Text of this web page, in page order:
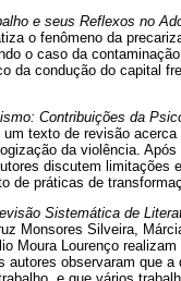
e seus Reflexos no
o fenômeno da
o caso da
da condução do capital
Contribuições da
texto de revisão
da violência.
discutem limitações
de práticas de
Sistemática de
Monsores Silveira,
Moura Lourenço
observaram que